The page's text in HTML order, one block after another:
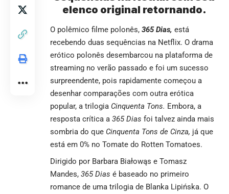
elenco original retornando.
O polêmico filme polonês, 365 Dias, está
recebendo duas sequências na Netflix. O drama
erótico polonês desembarcou na plataforma de
streaming no verão passado e foi um sucesso
surpreendente, pois rapidamente começou a
desenhar comparações com outra erótica
popular, a trilogia Cinquenta Tons. Embora, a
resposta crítica a 365 Dias foi talvez ainda mais
sombria do que Cinquenta Tons de Cinza, já que
está em 0% no Tomate do Rotten Tomatoes.
Dirigido por Barbara Białowąs e Tomasz
Mandes, 365 Dias é baseado no primeiro
romance de uma trilogia de Blanka Lipińska. O